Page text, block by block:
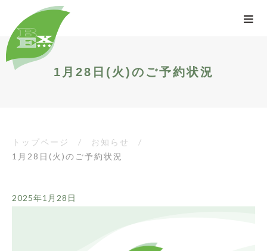
1月28日(火)のご予約状況
トップページ / お知らせ
/
1月28日(火)のご予約状況
2025年1月28日